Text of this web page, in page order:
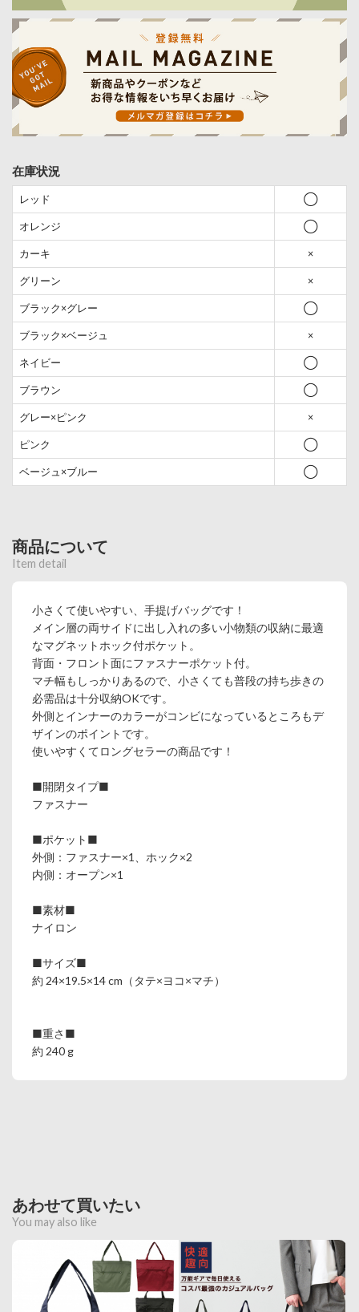
在庫状況
レッド ◯
オレンジ ◯
カーキ ×
グリーン ×
ブラック×グレー ◯
ブラック×ベージュ ×
ネイビー ◯
ブラウン ◯
グレー×ピンク ×
ピンク ◯
ベージュ×ブルー ◯
商品について
Item detail
小さくて使いやすい、手提げバッグです！
メイン層の両サイドに出し入れの多い小物類の収納に最適
なマグネットホック付ポケット。
背面・フロント面にファスナーポケット付。
マチ幅もしっかりあるので、小さくても普段の持ち歩きの
必需品は十分収納OKです。
外側とインナーのカラーがコンビになっているところもデ
ザインのポイントです。
使いやすくてロングセラーの商品です！
■開閉タイプ■
ファスナー
■ポケット■
外側：ファスナー×1、ホック×2
内側：オープン×1
■素材■
ナイロン
■サイズ■
約 24×19.5×14 cm（タテ×ヨコ×マチ）
■重さ■
約 240 g
あわせて買いたい
You may also like